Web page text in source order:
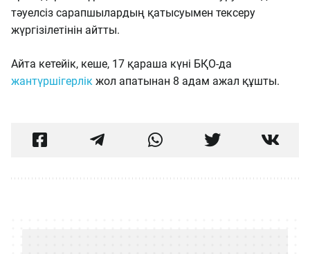
тәуелсіз сарапшылардың қатысуымен тексеру
жүргізілетінін айтты.
Айта кетейік, кеше, 17 қараша күні БҚО-да
жантүршігерлік жол апатынан 8 адам ажал құшты.